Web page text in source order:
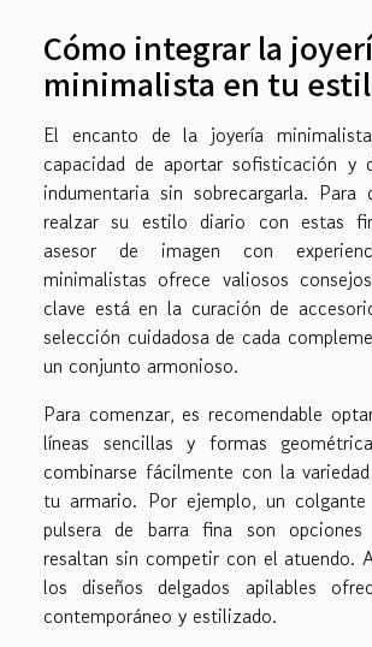
Cómo integrar la
minimalista en tu
El encanto de la joyería
capacidad de aportar sofisticación y
indumentaria sin sobrecargarla. Para
realzar su estilo diario con estas
asesor de imagen con
minimalistas ofrece valiosos
clave está en la curación de
selección cuidadosa de cada
un conjunto armonioso.
Para comenzar, es recomendable
líneas sencillas y formas
combinarse fácilmente con la
tu armario. Por ejemplo, un
pulsera de barra fina son opciones
resaltan sin competir con el atuendo.
los diseños delgados apilables
contemporáneo y estilizado.